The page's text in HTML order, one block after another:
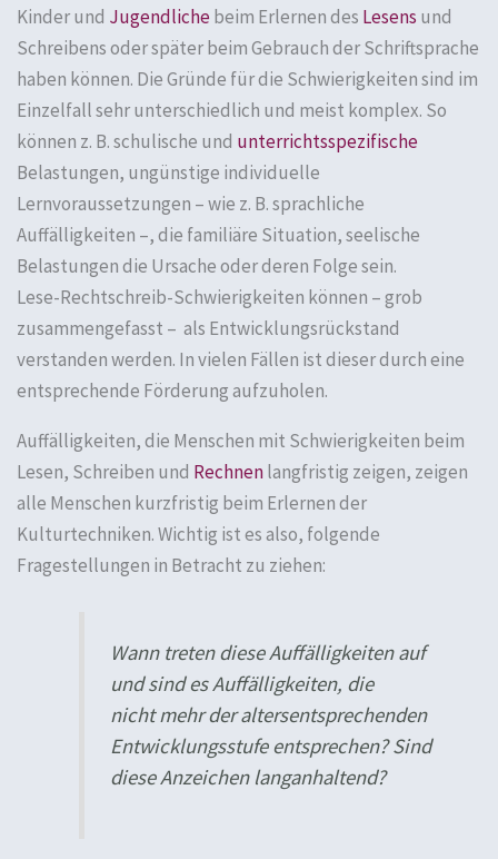
Kinder und Jugendlichebeim Erlernen des Lesens und
Schreibens oder später beim Gebrauch der Schriftsprache
haben können. Die Gründe für die Schwierigkeiten sind im
Einzelfall sehr unterschiedlich und meist komplex. So
können z. B. schulische und unterrichtsspezifische
Belastungen, ungünstige individuelle
Lernvoraussetzungen – wie z. B. sprachliche
Auffälligkeiten –, die familiäre Situation, seelische
Belastungen die Ursache oder deren Folge sein.
Lese-Rechtschreib-Schwierigkeiten können – grob
zusammengefasst – als Entwicklungsrückstand
verstanden werden. In vielen Fällen ist dieser durch eine
entsprechende Förderung aufzuholen.
Auffälligkeiten, die Menschen mit Schwierigkeiten beim
Lesen, Schreiben und Rechnenlangfristig zeigen, zeigen
alle Menschen kurzfristig beim Erlernen der
Kulturtechniken. Wichtig ist es also, folgende
Fragestellungen in Betracht zu ziehen:
Wann treten diese Auffälligkeiten auf
und sind es Auffälligkeiten, die
nicht mehr der altersentsprechenden
Entwicklungsstufe entsprechen? Sind
diese Anzeichen langanhaltend?